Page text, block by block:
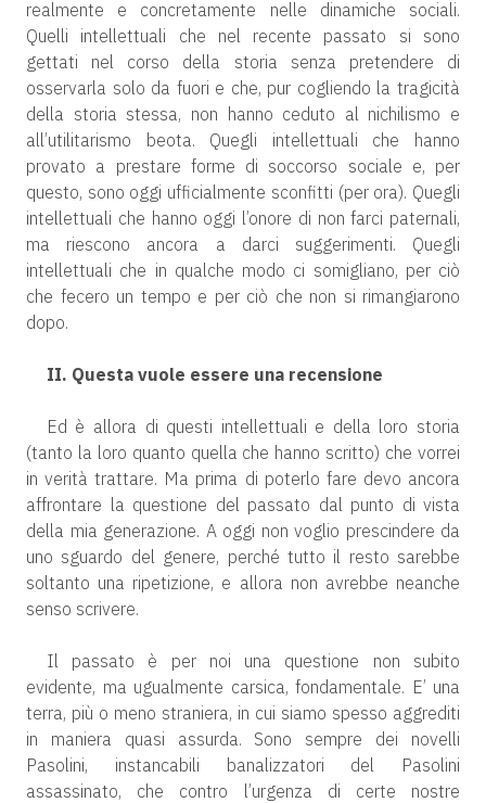
realmente e concretamente nelle dinamiche sociali.
Quelli intellettuali che nel recente passato si sono
gettati nel corso della storia senza pretendere di
osservarla solo da fuori e che, pur cogliendo la tragicità
della storia stessa, non hanno ceduto al nichilismo e
all’utilitarismo beota. Quegli intellettuali che hanno
provato a prestare forme di soccorso sociale e, per
questo, sono oggi ufficialmente sconfitti (per ora). Quegli
intellettuali che hanno oggi l’onore di non farci paternali,
ma riescono ancora a darci suggerimenti. Quegli
intellettuali che in qualche modo ci somigliano, per ciò
che fecero un tempo e per ciò che non si rimangiarono
dopo.
II. Questa vuole essere una recensione
Ed è allora di questi intellettuali e della loro storia
(tanto la loro quanto quella che hanno scritto) che vorrei
in verità trattare. Ma prima di poterlo fare devo ancora
affrontare la questione del passato dal punto di vista
della mia generazione. A oggi non voglio prescindere da
uno sguardo del genere, perché tutto il resto sarebbe
soltanto una ripetizione, e allora non avrebbe neanche
senso scrivere.
Il passato è per noi una questione non subito
evidente, ma ugualmente carsica, fondamentale. E’ una
terra, più o meno straniera, in cui siamo spesso aggrediti
in maniera quasi assurda. Sono sempre dei novelli
Pasolini, instancabili banalizzatori del Pasolini
assassinato, che contro l’urgenza di certe nostre